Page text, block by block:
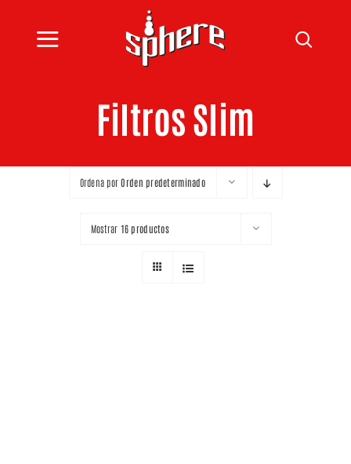
Toggle
CATÁLOGO
BLOG
CONTACTO
Filtros Slim
Ordena porOrden predeterminado
Mostrar 16 productos